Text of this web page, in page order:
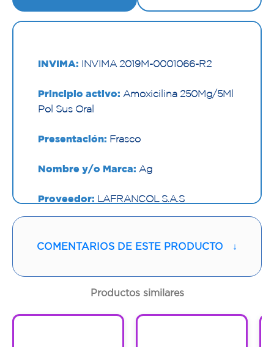
INVIMA: INVIMA 2019M-0001066-R2
Principio activo: Amoxicilina 250Mg/5Ml
Pol Sus Oral
Presentación: Frasco
Nombre y/o Marca: Ag
Proveedor: LAFRANCOL S.A.S
1 Frasco
Código:822622
COMENTARIOS DE ESTE PRODUCTO ↓
Productos similares